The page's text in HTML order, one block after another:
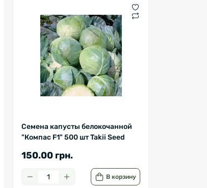
Семена капусты белокочанной
"Компас F1" 500 шт Takii Seed
150.00 грн.
В корзину